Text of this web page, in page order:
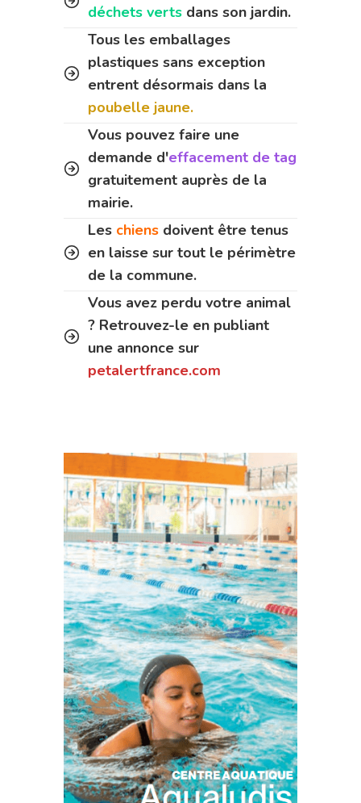
déchets verts dans son jardin.
Tous les emballages
plastiques sans exception
entrent désormais dans la
poubelle jaune.
Vous pouvez faire une
demande d'effacement de tag
gratuitement auprès de la
mairie.
Les chiens doivent être tenus
en laisse sur tout le périmètre
de la commune.
Vous avez perdu votre animal
? Retrouvez-le en publiant
une annonce sur
petalertfrance.com